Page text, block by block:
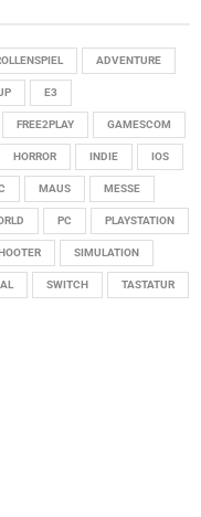
ADVENTURE
E3
FREE2PLAY GAMESCOM
HORROR INDIE IOS
MAUS MESSE
PC PLAYSTATION
SIMULATION
SWITCH TASTATUR